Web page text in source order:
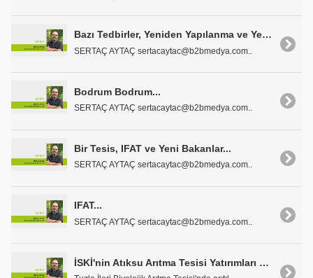
Bazı Tedbirler, Yeniden Yapılanma ve Yerli Üretim
SERTAÇ AYTAÇ sertacaytac@b2bmedya.com..
Bodrum Bodrum...
SERTAÇ AYTAÇ sertacaytac@b2bmedya.com..
Bir Tesis, IFAT ve Yeni Bakanlar...
SERTAÇ AYTAÇ sertacaytac@b2bmedya.com..
IFAT...
SERTAÇ AYTAÇ sertacaytac@b2bmedya.com..
İSKİ'nin Atıksu Arıtma Tesisi Yatırımları Devam Ediyor